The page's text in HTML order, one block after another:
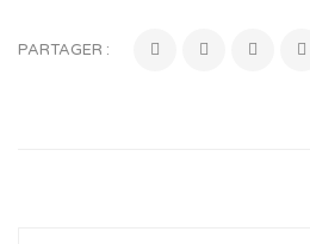
PARTAGER :